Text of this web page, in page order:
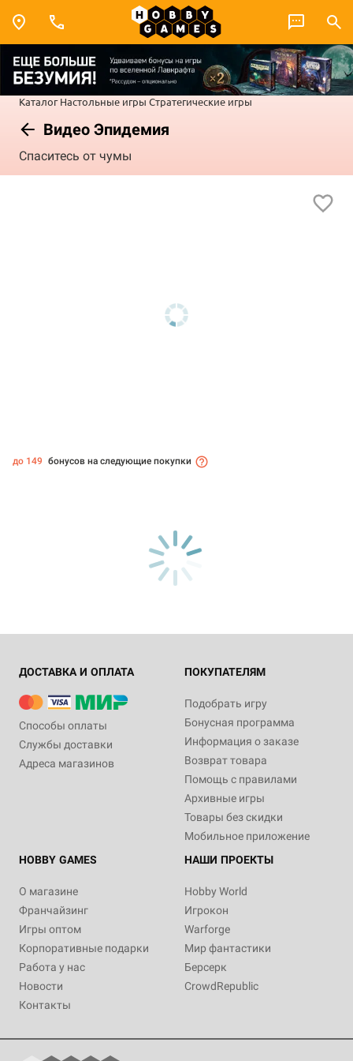
Каталог Настольные игры Стратегические игры
Видео Эпидемия
Спаситесь от чумы
до 149 бонусов на следующие покупки
ДОСТАВКА И ОПЛАТА
Способы оплаты
Службы доставки
Адреса магазинов
ПОКУПАТЕЛЯМ
Подобрать игру
Бонусная программа
Информация о заказе
Возврат товара
Помощь с правилами
Архивные игры
Товары без скидки
Мобильное приложение
HOBBY GAMES
О магазине
Франчайзинг
Игры оптом
Корпоративные подарки
Работа у нас
Новости
Контакты
НАШИ ПРОЕКТЫ
Hobby World
Игрокон
Warforge
Мир фантастики
Берсерк
CrowdRepublic